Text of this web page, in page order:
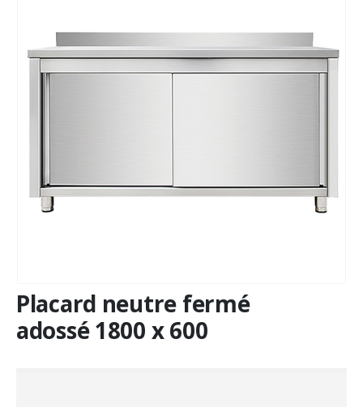
Placard neutre fermé
adossé 1800 x 600